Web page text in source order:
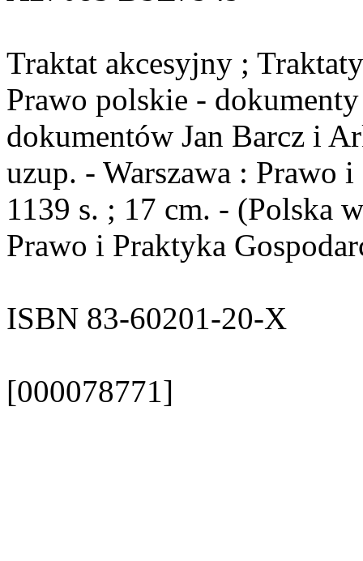
Traktat akcesyjny ;
Prawo polskie -
dokumentów Jan Barcz i
uzup. - Warszawa : Prawo
1139 s. ; 17 cm. - (Polska
Prawo i Praktyka
ISBN 83-60201-20-X
[000078771]